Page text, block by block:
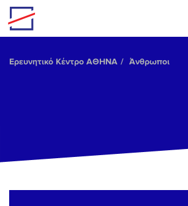
Skip to main content
Ερευνητικό Κέντρο ΑΘΗΝΑ Άνθρωποι